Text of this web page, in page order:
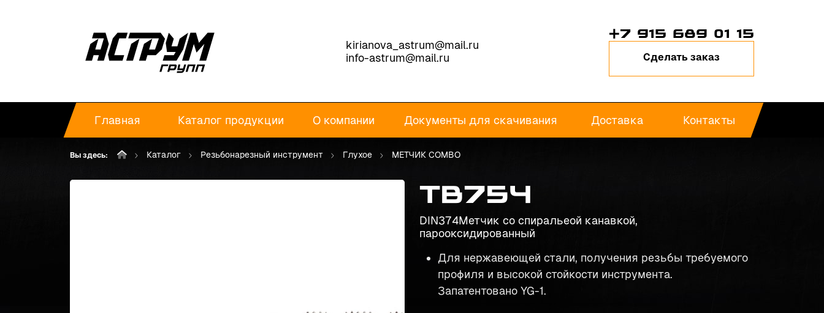
kirianova_astrum@mail.ru
info-astrum@mail.ru
+7 915 689 01 15
Сделать заказ
Главная Каталог продукции О компании Документы для скачивания Доставка Контакты
Вы здесь: Каталог Резьбонарезный инструмент Глухое МЕТЧИК COMBO
TB754
DIN374Метчик со спиральеой канавкой,
парооксидированный
Для нержавеющей стали, получения резьбы требуемого
профиля и высокой стойкости инструмента.
Запатентовано YG-1.